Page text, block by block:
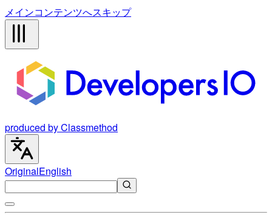
メインコンテンツへスキップ
produced by Classmethod
OriginalEnglish